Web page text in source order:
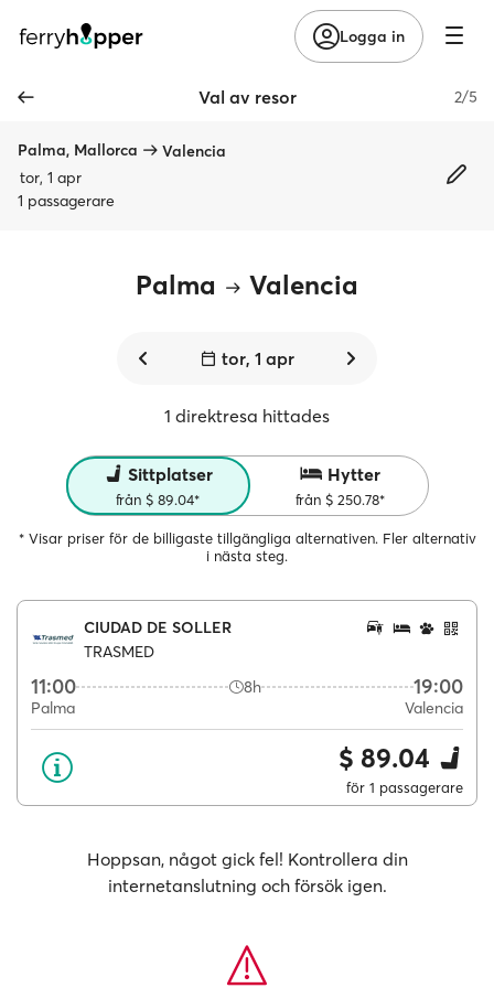
Logga in
Val av resor 2/5
Palma, Mallorca
Valencia
tor, 1 apr
1 passagerare
Palma Valencia
tor, 1 apr
1 direktresa hittades
Sittplatser
från $ 89.04*
Hytter
från $ 250.78*
* Visar priser för de billigaste tillgängliga alternativen. Fler alternativ
i nästa steg.
CIUDAD DE SOLLER
TRASMED
11:00 8h 19:00
Palma Valencia
$ 89.04
för 1 passagerare
Hoppsan, något gick fel! Kontrollera din
internetanslutning och försök igen.